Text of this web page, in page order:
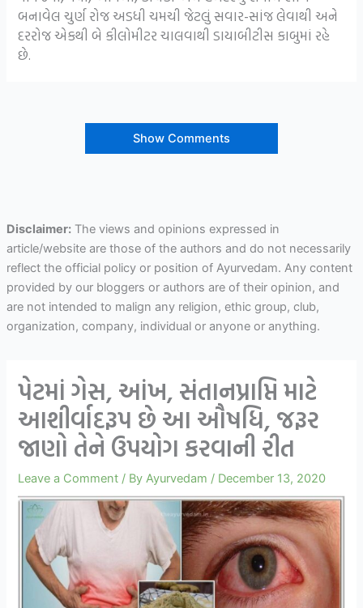
બનાવેલ ચુર્ણ રોજ અડધી ચમચી જેટલું સવાર-સાંજ લેવાથી અને
દરરોજ એકથી બે કીલોમીટર ચાલવાથી ડાયાબીટીસ કાબુમાં રહે
છે.
Show Comments
Disclaimer:The views and opinions expressed in
article/website are those of the authors and do not necessarily
reflect the official policy or position of Ayurvedam. Any content
provided by our bloggers or authors are of their opinion, and
are not intended to malign any religion, ethic group, club,
organization, company, individual or anyone or anything.
પેટમાં ગેસ, આંખ, સંતાનપ્રાપ્તિ માટે
આશીર્વાદરૂપ છે આ ઔષધિ, જરૂર
જાણો તેને ઉપયોગ કરવાની રીત
Leave a Comment / ByAyurvedam / December 13, 2020